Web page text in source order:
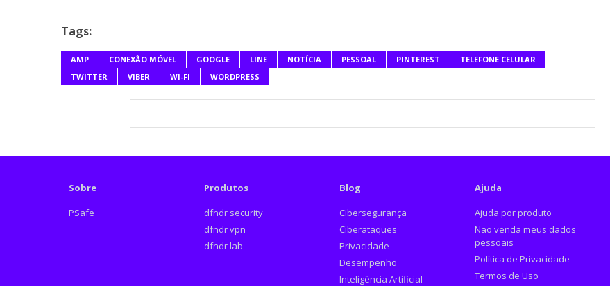
Tags:
AMP CONEXÃO MÓVEL GOOGLE LINE NOTÍCIA PESSOAL PINTEREST
TELEFONE CELULAR
TWITTER
VIBER WI-FI WORDPRESS
Sobre
PSafe
Produtos
dfndr security
dfndr vpn
dfndr lab
Blog
Cibersegurança
Ciberataques
Privacidade
Desempenho
Inteligência Artificial
Ajuda
Ajuda por produto
Nao venda meus dados
pessoais
Política de Privacidade
Termos de Uso